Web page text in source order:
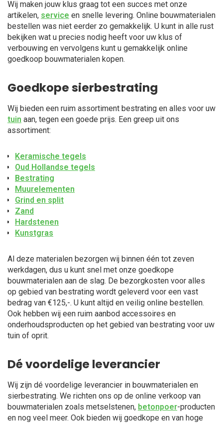
Wij maken jouw klus graag tot een succes met onze
artikelen, service en snelle levering. Online bouwmaterialen
bestellen was niet eerder zo gemakkelijk. U kunt in alle rust
bekijken wat u precies nodig heeft voor uw klus of
verbouwing en vervolgens kunt u gemakkelijk online
goedkoop bouwmaterialen kopen.
Goedkope sierbestrating
Wij bieden een ruim assortiment bestrating en alles voor uw
tuin aan, tegen een goede prijs. Een greep uit ons
assortiment:
Keramische tegels
Oud Hollandse tegels
Bestrating
Muurelementen
Grind en split
Zand
Hardstenen
Kunstgras
Al deze materialen bezorgen wij binnen één tot zeven
werkdagen, dus u kunt snel met onze goedkope
bouwmaterialen aan de slag. De bezorgkosten voor alles
op gebied van bestrating wordt geleverd voor een vast
bedrag van €125,-. U kunt altijd en veilig online bestellen.
Ook hebben wij een ruim aanbod accessoires en
onderhoudsproducten op het gebied van bestrating voor uw
tuin of oprit.
Dé voordelige leverancier
Wij zijn dé voordelige leverancier in bouwmaterialen en
sierbestrating. We richten ons op de online verkoop van
bouwmaterialen zoals metselstenen, betonpoer-producten
en nog veel meer. Ook bieden wij goedkope en van hoge